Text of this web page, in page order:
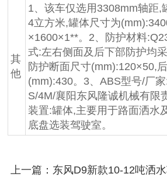
其
他
1、该车仅选用3308mm轴距,
4立方米,罐体尺寸为
×1600×1**。2、防护材料
式:左右侧面及后下部防护均
防护断面尺寸(mm):120×50,
(mm):430。3、ABS型号/厂
S/4M/襄阳东风隆诚机械有限
装置:罐体,主要用于路面洒水
底盘选装驾驶室。
上一篇：东风D9新款10-12吨洒